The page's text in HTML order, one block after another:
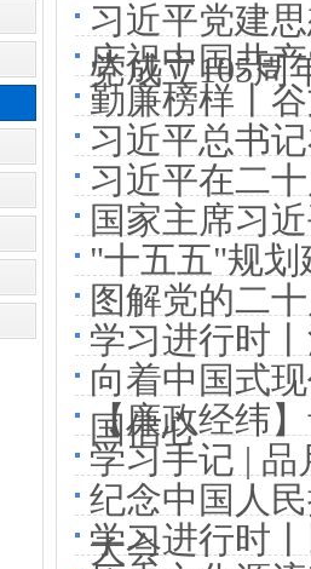
习近平党建
党成立105周
庆祝中国共
勤廉榜样丨
习近平总书
习近平在二
国家主席习
"十五五"规
图解党的二
学习进行时
向着中国式
国信心
【廉政经纬
学习手记 |
纪念中国人
大会
学习进行时